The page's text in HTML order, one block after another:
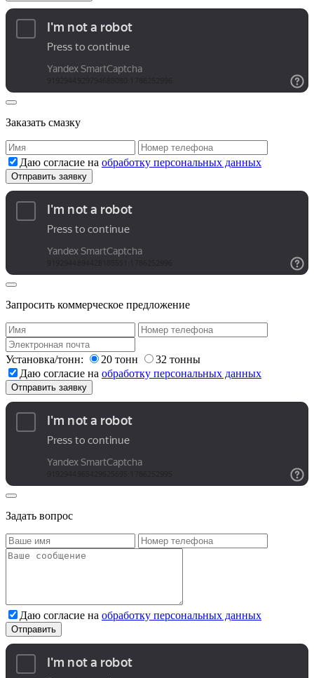
Заказать смазку
Даю согласие на обработку персональных данных
Запросить коммерческое предложение
Установка/тонн: 20 тонн
32 тонны
Даю согласие на обработку персональных данных
Задать вопрос
Даю согласие на обработку персональных данных